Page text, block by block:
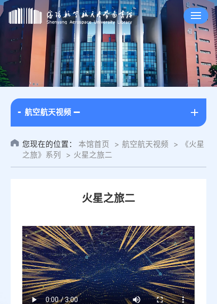
航空航天视频
您现在的位置： 本馆首页 航空航天视频
《火星
之旅》系列
火星之旅二
火星之旅二